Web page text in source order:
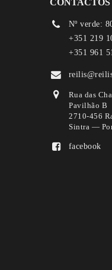
CONTACTOS
Nº verde:
+351 219
+351 961
Rua das
Pavilhão B
2710-456
Sintra —
facebook